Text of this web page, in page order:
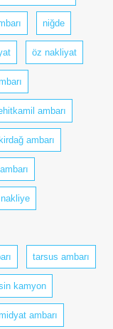
niğde
öz nakliyat
ambarı
ambarı
tarsus ambarı
kamyon
midyat ambarı